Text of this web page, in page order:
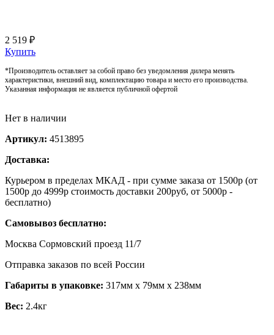
2 519 ₽
Купить
*Производитель оставляет за собой право без уведомления дилера менять
характеристики, внешний вид, комплектацию товара и место его производства.
Указанная информация не является публичной офертой
Нет в наличии
Артикул: 4513895
Доставка:
Курьером в пределах МКАД - при сумме заказа от 1500р (от
1500р до 4999р стоимость доставки 200руб, от 5000р -
бесплатно)
Самовывоз бесплатно:
Москва Сормовский проезд 11/7
Отправка заказов по всей России
Габариты в упаковке: 317мм x 79мм x 238мм
Вес: 2.4кг